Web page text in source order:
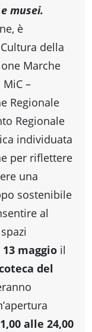
musei.
è
della
Marche
–
Regionale
Regionale
individuata
per riflettere
una
sostenibile
al
maggio il
del
alle 24,00